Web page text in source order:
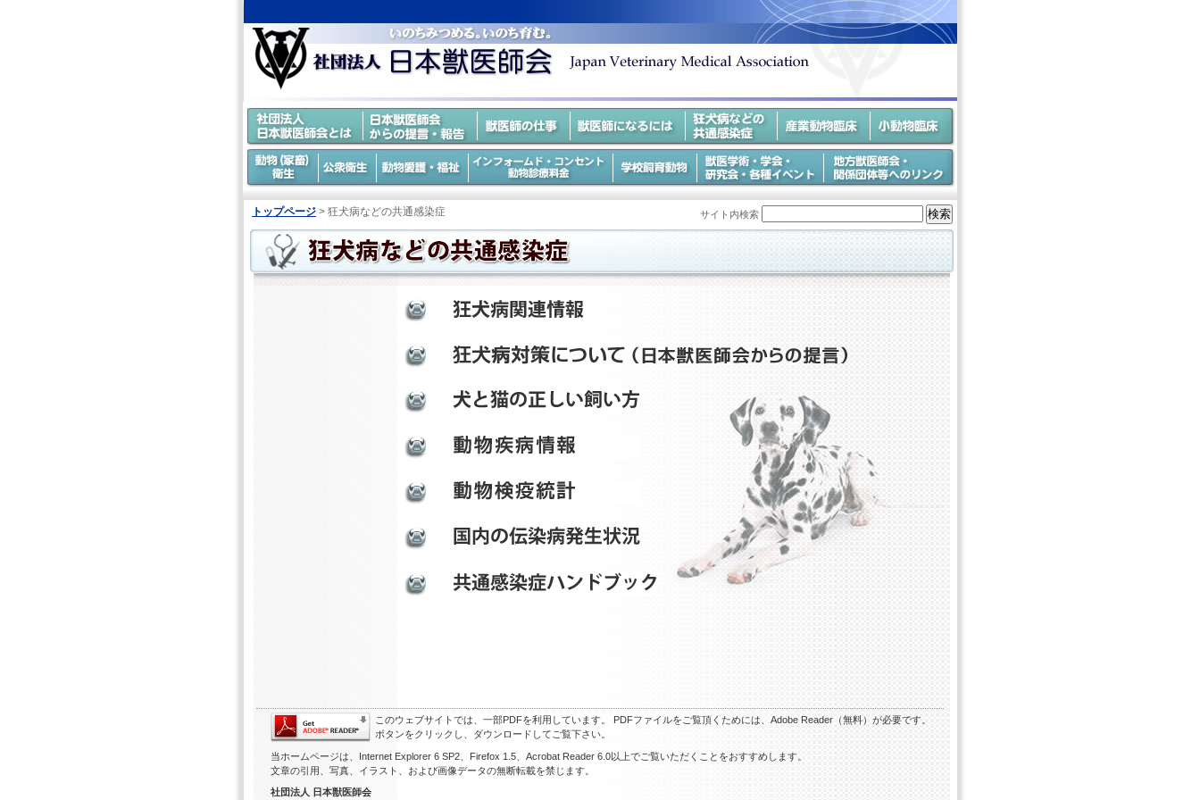
トップページ > 狂犬病などの共通感染症 サイト内検索
このウェブサイトでは、一部PDFを利用しています。 PDFファイルをご覧頂くためには、Adobe Reader（無料）が必要です。
ボタンをクリックし、ダウンロードしてご覧下さい。
当ホームページは、Internet Explorer 6 SP2、Firefox 1.5、Acrobat Reader 6.0以上でご覧いただくことをおすすめします。
文章の引用、写真、イラスト、および画像データの無断転載を禁じます。
社団法人 日本獣医師会